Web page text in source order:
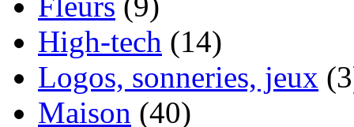
High-tech (14)
Logos, sonneries, jeux
Maison (40)